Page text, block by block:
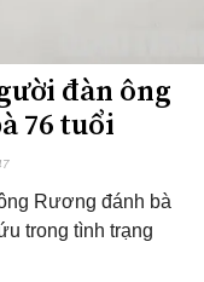
đàn ông
76 tuổi
Rương đánh bà
trong tình trạng